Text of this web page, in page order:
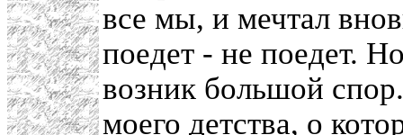
все мы, и мечтал
поедет - не поедет.
возник большой
моего детства, о